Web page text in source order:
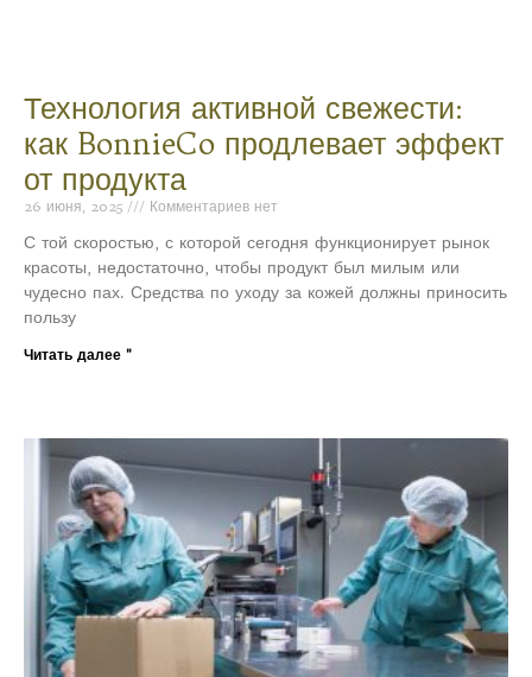
Технология активной свежести:
как BonnieCo продлевает эффект
от продукта
26 июня, 2025 Комментариев нет
С той скоростью, с которой сегодня функционирует рынок
красоты, недостаточно, чтобы продукт был милым или
чудесно пах. Средства по уходу за кожей должны приносить
пользу
Читать далее "